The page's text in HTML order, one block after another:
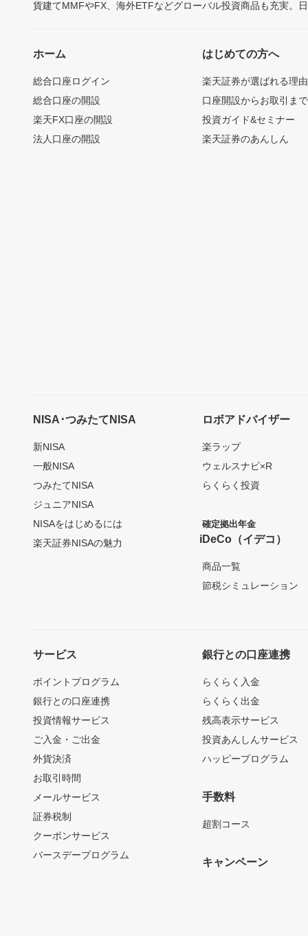
貨建てMMFやFX、海外ETFなどグローバル投資商品も充実。
ホーム
総合口座ログイン
総合口座の開設
楽天FX口座の開設
法人口座の開設
はじめての方へ
楽天証券が選ばれる理由
口座開設からお取引ま
投資ガイド&セミナー
楽天証券のあんしん
NISA･つみたてNISA
新NISA
一般NISA
つみたてNISA
ジュニアNISA
NISAをはじめるには
楽天証券NISAの魅力
ロボアドバイザー
楽ラップ
ウェルスナビ×R
らくらく投資
確定拠出年金
iDeCo（イデコ）
商品一覧
節税シミュレーション
サービス
ポイントプログラム
銀行との口座連携
投資情報サービス
ご入金・ご出金
外貨決済
お取引時間
メールサービス
証券税制
クーポンサービス
バースデープログラム
銀行との口座連携
らくらく入金
らくらく出金
残高表示サービス
投資あんしんサービス
ハッピープログラム
手数料
超割コース
キャンペーン